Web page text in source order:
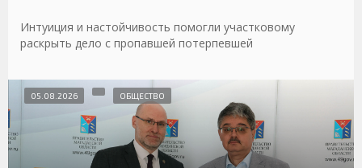
Интуиция и настойчивость помогли участковому
раскрыть дело с пропавшей потерпевшей
05.08.2026 ОБЩЕСТВО